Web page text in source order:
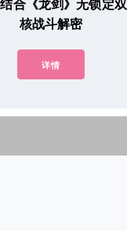
合《龙剑》无锁定双
核战斗解密
详情